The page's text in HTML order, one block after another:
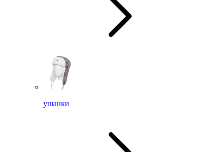
ушанки